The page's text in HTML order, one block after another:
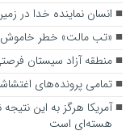
انسان نماینده خدا در
«تب مالت» خطر خاموش
منطقه آزاد سیستان
تمامی پرونده‌های
آمریکا هرگز به این
هسته‌ای است